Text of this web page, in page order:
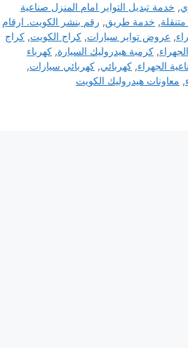
, خدمة تبديل التواير امام المنزل صناعية
, خدمة طريق, رقم بنشر الكويت. ارقام
, عروض تواير سيارات, كراج الكويت, كراج
, كرمبة هيدروليك السيارة, كهرباء
الجهراء, كهربائي, كهربائي سيارات,
, معاونات هيدروليك الكويت